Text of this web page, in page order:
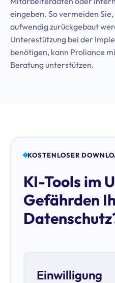
eingeben. So vermeiden
aufwendig zurückgebaut
Unterestützung bei der
benötigen, kann Proliance
Beratung unterstützen.
KOSTENLOSER
KI-Tools im
Gefährden
Einwilligung